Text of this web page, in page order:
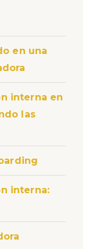
en una
interna en
las
interna: